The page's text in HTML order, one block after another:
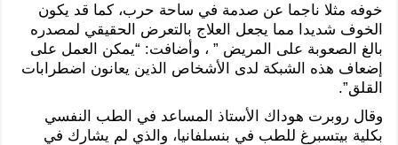
خوفه مثلا ناجما عن صدمة في ساحة حرب، كما قد يكون
الخوف شديدا مما يجعل العلاج بالتعرض الحقيقي لمصدره
بالغ الصعوبة على المريض ” ، وأضافت: “يمكن العمل على
إضعاف هذه الشبكة لدى الأشخاص الذين يعانون اضطرابات
القلق”.
وقال روبرت هوداك الأستاذ المساعد في الطب النفسي
بكلية بيتسبرغ للطب في بنسلفانيا، والذي لم يشارك في